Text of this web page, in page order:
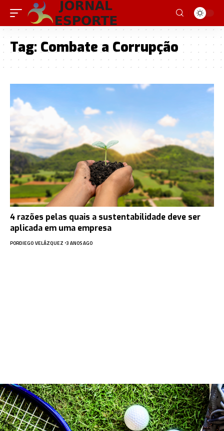
Tag: Combate a Corrupção
4 razões pelas quais a sustentabilidade deve ser
aplicada em uma empresa
PORDIEGO VELÁZQUEZ 3 ANOS AGO